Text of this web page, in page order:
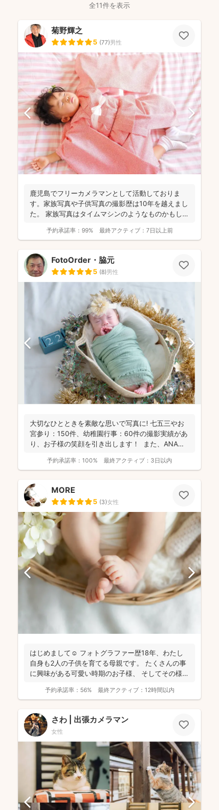
全11件を表示
菊野輝之
5 (77)男性
鹿児島でフリーカメラマンとして活動しておりま
す。家族写真や子供写真の撮影歴は10年を越えまし
た。 家族写真はタイムマシンのようなものかもしれ
予約承諾率： 99% 最終アクティブ： 7日以上前
FotoOrder・脇元
5 (8)男性
大切なひとときを素敵な思いで写真に! 七五三やお
宮参り：150件、幼稚園行事：60件の撮影実績があ
り、お子様の笑顔を引き出します！ また、ANA
予約承諾率： 100% 最終アクティブ： 3日以内
MORE
5 (3)女性
はじめまして☺︎ フォトグラファー歴18年、わたし
自身も2人の子供を育てる母親です。 たくさんの事
に興味がある可愛い時期のお子様、 そしてその様子
予約承諾率： 56% 最終アクティブ： 12時間以内
さわ | 出張カメラマン
女性